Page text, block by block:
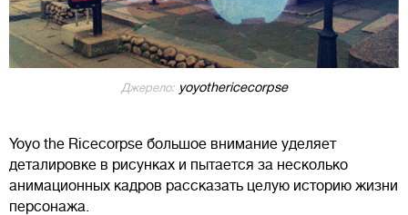
Джерело:yoyothericecorpse
Yoyo the Ricecorpse большое внимание уделяет
деталировке в рисунках и пытается за несколько
анимационных кадров рассказать целую историю жизни
персонажа.